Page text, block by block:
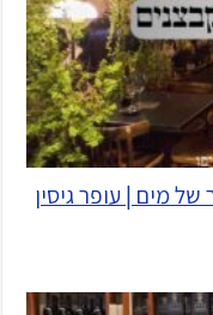
הקבצנים | 13 מבצר של מים | עופר גיסין